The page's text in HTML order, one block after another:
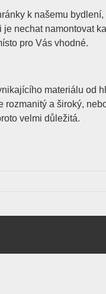
k našemu
nechat namontovat
pro Vás vhodné.
materiálu od
rozmanitý a široký,
velmi důležitá.